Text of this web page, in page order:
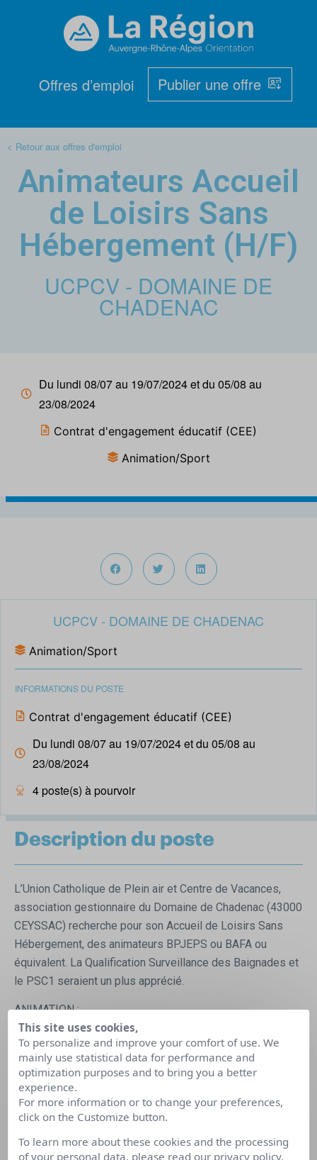
Offres d’emploi Publier une offre
< Retour aux offres d'emploi
Animateurs Accueil
de Loisirs Sans
Hébergement (H/F)
UCPCV - DOMAINE DE
CHADENAC
Du lundi 08/07 au 19/07/2024 et du 05/08 au
23/08/2024
Contrat d'engagement éducatif (CEE)
Animation/Sport
UCPCV - DOMAINE DE CHADENAC
Animation/Sport
INFORMATIONS DU POSTE
Contrat d'engagement éducatif (CEE)
Du lundi 08/07 au 19/07/2024 et du 05/08 au
23/08/2024
4 poste(s) à pourvoir
Description du poste
L’Union Catholique de Plein air et Centre de Vacances,
association gestionnaire du Domaine de Chadenac (43000
CEYSSAC) recherche pour son Accueil de Loisirs Sans
Hébergement, des animateurs BPJEPS ou BAFA ou
équivalent. La Qualification Surveillance des Baignades et
le PSC1 seraient un plus apprécié.
ANIMATION :
· Vous assurez l’accueil des enfants (de 3 à 11 ans) et
informez les parents sur l’organisation de la structure et
présentez le programme des activités aux enfants et
adolescents,
· Vous faites vivre le projet d’animation en amenant les
enfants à participer aux activités manuelles, sportives,
This site uses cookies,
To personalize and improve your comfort of use. We
mainly use statistical data for performance and
optimization purposes and to bring you a better
experience.
For more information or to change your preferences,
click on the Customize button.
To learn more about these cookies and the processing
of your personal data, please read our privacy policy.